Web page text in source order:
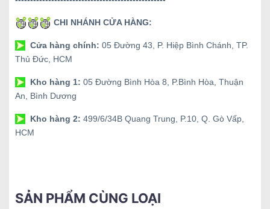
CHI NHÁNH CỬA HÀNG:
Cửa hàng chính: 05 Đường 43, P. Hiệp Bình Chánh, TP.
Thủ Đức, HCM
Kho hàng 1: 05 Đường Bình Hòa 8, P.Bình Hòa, Thuận
An, Bình Dương
Kho hàng 2: 499/6/34B Quang Trung, P.10, Q. Gò Vấp,
HCM
SẢN PHẨM CÙNG LOẠI